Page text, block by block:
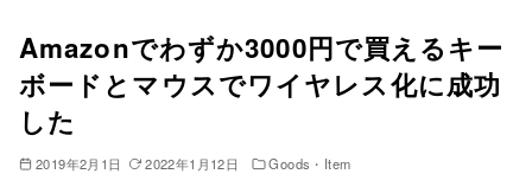
Amazonでわずか3000円で買えるキー
ボードとマウスでワイヤレス化に成功
した
2019年2月1日 2022年1月12日 Goods・Item